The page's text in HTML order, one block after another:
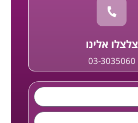
צלצלו אלינו
03-3035060